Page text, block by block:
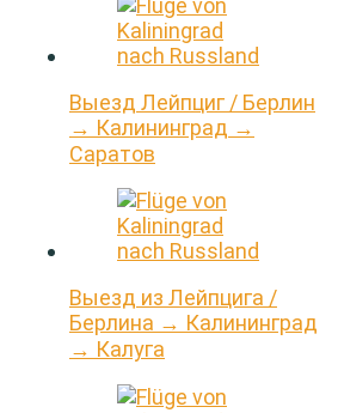
Выезд Лейпциг / Берлин
→ Калининград →
Саратов
Выезд из Лейпцига /
Берлина → Калининград
→ Калуга